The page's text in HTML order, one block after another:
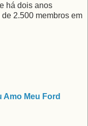
há dois anos
2.500 membros em
Meu Ford